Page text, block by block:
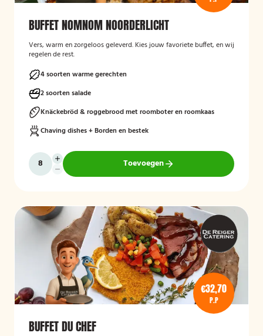
BUFFET NOMNOM NOORDERLICHT
Vers, warm en zorgeloos geleverd. Kies jouw favoriete buffet, en wij
regelen de rest.
4 soorten warme gerechten
2 soorten salade
Knäckebröd & roggebrood met roomboter en roomkaas
Chaving dishes + Borden en bestek
Toevoegen
€32,70
P.P
BUFFET DU CHEF